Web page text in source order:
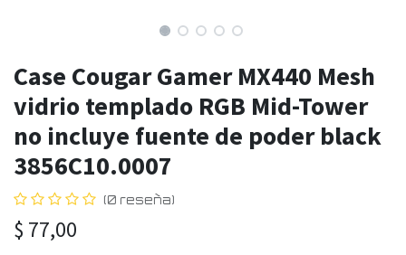
Case Cougar Gamer MX440 Mesh
vidrio templado RGB Mid-Tower
no incluye fuente de poder black
3856C10.0007
(0 reseña)
$ 77,00